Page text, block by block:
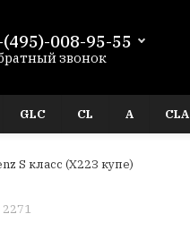
(495)-008-95-55
звонок
GLC CL A CLA
S класс (X223 купе)
2271